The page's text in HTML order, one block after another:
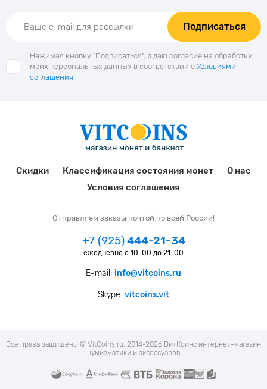
Подписаться
Нажимая кнопку "Подписаться", я даю согласие на обработку
моих персональных данных в соответствии с Условиями
соглашения
Скидки Классификация состояния монет
О нас
Условия соглашения
Отправляем заказы почтой по всей России!
+7 (925)444-21-34
ежедневно с 10-00 до 21-00
E-mail: info@vitcoins.ru
Skype: vitcoins.vit
Все права защищены © VitCoins.ru, 2014-2026 ВитКоинс интернет-магазин
нумизматики и аксессуаров